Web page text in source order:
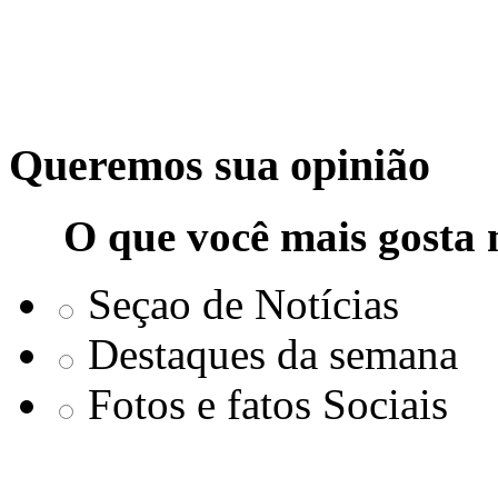
Queremos sua opinião
O que você mais
Seçao de Notícias
Destaques da semana
Fotos e fatos Sociais